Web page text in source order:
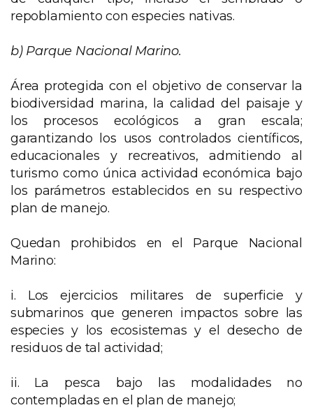
repoblamiento con especies nativas.
b) Parque Nacional Marino.
Área protegida con el objetivo de conservar la
biodiversidad marina, la calidad del paisaje y
los procesos ecológicos a gran escala;
garantizando los usos controlados científicos,
educacionales y recreativos, admitiendo al
turismo como única actividad económica bajo
los parámetros establecidos en su respectivo
plan de manejo.
Quedan prohibidos en el Parque Nacional
Marino:
i. Los ejercicios militares de superficie y
submarinos que generen impactos sobre las
especies y los ecosistemas y el desecho de
residuos de tal actividad;
ii. La pesca bajo las modalidades no
contempladas en el plan de manejo;